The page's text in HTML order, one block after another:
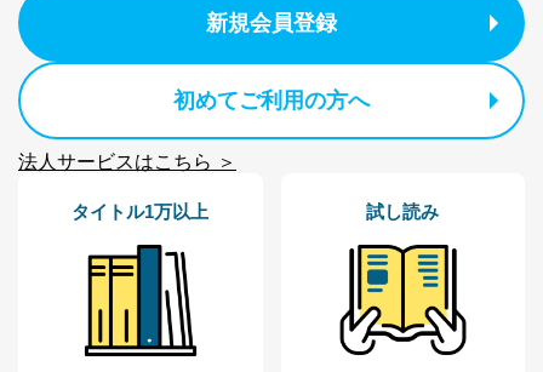
新規会員登録
初めてご利用の方へ
法人サービスはこちら ＞
タイトル1万以上 試し読み